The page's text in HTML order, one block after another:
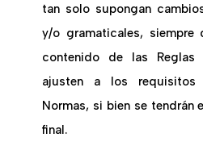
tan solo supongan
y/o gramaticales,
contenido de las
ajusten a los requisitos
Normas, si bien se tendrán
final.